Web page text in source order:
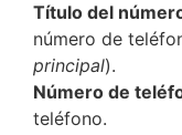
Título del
número de
principal).
Número de
teléfono.